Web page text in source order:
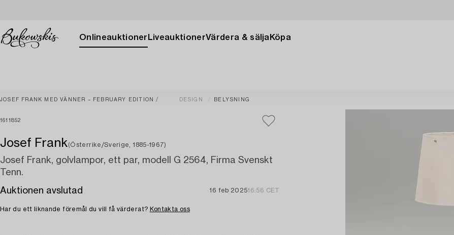
Onlineauktioner LiveauktionerVärdera & sälja Köpa
JOSEF FRANK MED VÄNNER – FEBRUARY EDITION DESIGN BELYSNING
1611852
Josef Frank(Österrike/Sverige, 1885-1967)
Josef Frank, golvlampor, ett par, modell G 2564, Firma Svenskt
Tenn.
Auktionen avslutad
16 feb 202516:56 CET
Har du ett liknande föremål du vill få värderat? Kontakta oss